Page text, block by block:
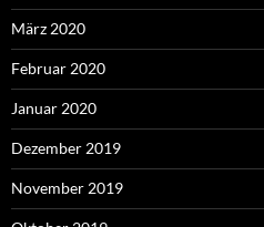
März 2020
Februar 2020
Januar 2020
Dezember 2019
November 2019